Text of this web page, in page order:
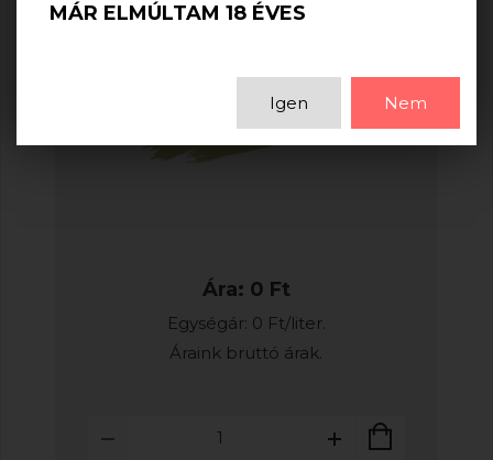
Ára: 0 Ft
Egységár: 0 Ft/liter.
Áraink bruttó árak.
MÁR ELMÚLTAM 18 ÉVES
Igen Nem